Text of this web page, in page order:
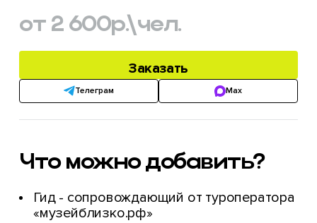
от 2 600р.\чел.
Заказать
Телеграм Max
Что можнодобавить?
Гид - сопровождающий от туроператора
«музейблизко.рф»